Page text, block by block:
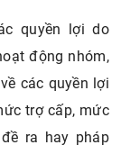
quyền lợi do
động nhóm,
các quyền lợi
trợ cấp, mức
ra hay pháp